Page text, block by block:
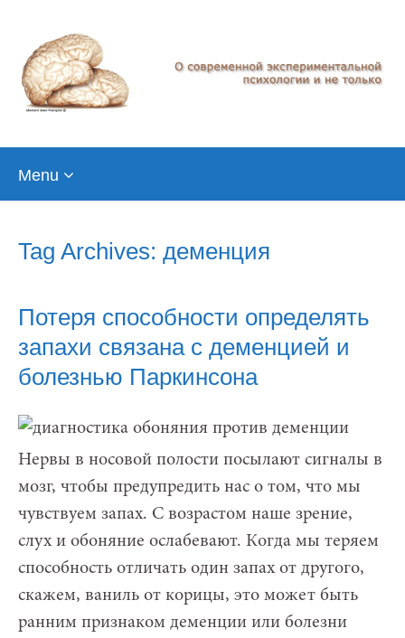
Menu
Tag Archives: деменция
Потеря способности определять
запахи связана с деменцией и
болезнью Паркинсона
Нервы в носовой полости посылают сигналы в
мозг, чтобы предупредить нас о том, что мы
чувствуем запах. С возрастом наше зрение,
слух и обоняние ослабевают. Когда мы теряем
способность отличать один запах от другого,
скажем, ваниль от корицы, это может быть
ранним признаком деменции или болезни